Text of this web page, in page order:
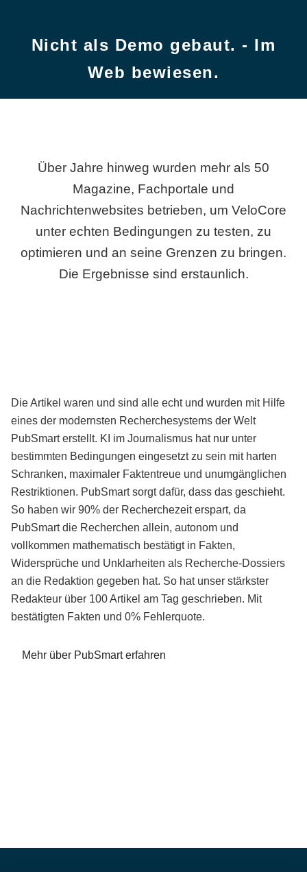
Nicht als Demo gebaut. - Im
Web bewiesen.
Über Jahre hinweg wurden mehr als 50
Magazine, Fachportale und
Nachrichtenwebsites betrieben, um VeloCore
unter echten Bedingungen zu testen, zu
optimieren und an seine Grenzen zu bringen.
Die Ergebnisse sind erstaunlich.
Die Artikel waren und sind alle echt und wurden mit Hilfe
eines der modernsten Recherchesystems der Welt
PubSmart erstellt. KI im Journalismus hat nur unter
bestimmten Bedingungen eingesetzt zu sein mit harten
Schranken, maximaler Faktentreue und unumgänglichen
Restriktionen. PubSmart sorgt dafür, dass das geschieht.
So haben wir 90% der Recherchezeit erspart, da
PubSmart die Recherchen allein, autonom und
vollkommen mathematisch bestätigt in Fakten,
Widersprüche und Unklarheiten als Recherche-Dossiers
an die Redaktion gegeben hat. So hat unser stärkster
Redakteur über 100 Artikel am Tag geschrieben. Mit
bestätigten Fakten und 0% Fehlerquote.
Mehr über PubSmart erfahren